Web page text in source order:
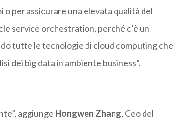
o per assicurare una elevata qualità del
service orchestration, perché c’è un
tutte le tecnologie di cloud computing che
dei big data in ambiente business”.
aggiunge Hongwen Zhang, Ceo del